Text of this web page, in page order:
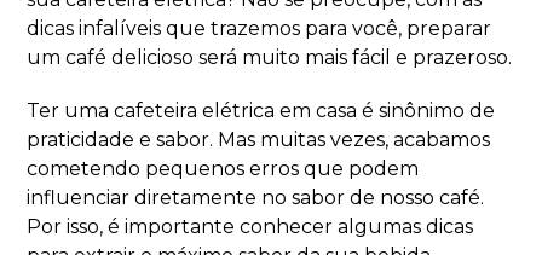
dicas infalíveis que trazemos para você, preparar
um café delicioso será muito mais fácil e prazeroso.
Ter uma cafeteira elétrica em casa é sinônimo de
praticidade e sabor. Mas muitas vezes, acabamos
cometendo pequenos erros que podem
influenciar diretamente no sabor de nosso café.
Por isso, é importante conhecer algumas dicas